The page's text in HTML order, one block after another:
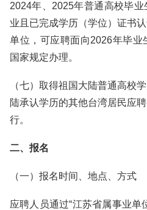
2024年、2025年普通高校毕
业且已完成学历（学位）证书
单位，可应聘面向2026年毕
国家规定办理。
（七）取得祖国大陆普通高校
陆承认学历的其他台湾居民应
行。
二、报名
（一）报名时间、地点、方式
应聘人员通过“江苏省属事业单